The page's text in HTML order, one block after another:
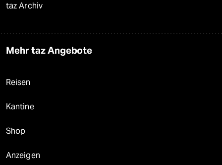
taz Archiv
Mehr taz Angebote
Reisen
Kantine
Shop
Anzeigen